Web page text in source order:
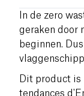
In de zero
geraken door
beginnen.
Dit product is
tendances